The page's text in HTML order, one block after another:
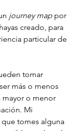
journey map por
creado, para
particular de
tomar
más o menos
o menor
Mi
tomes alguna